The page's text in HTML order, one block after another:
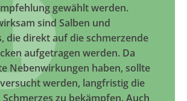
gewählt werden.
sind Salben und
die direkt auf die schmerzende
aufgetragen werden. Da
Nebenwirkungen haben, sollte
werden, langfristig die
Schmerzes zu bekämpfen. Auch